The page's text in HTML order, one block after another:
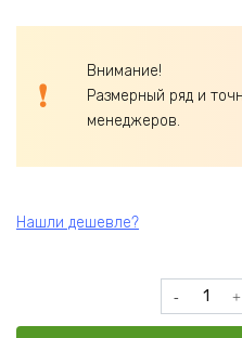
Внимание!
Размерный ряд и
менеджеров.
Нашли дешевле?
Количество
товара